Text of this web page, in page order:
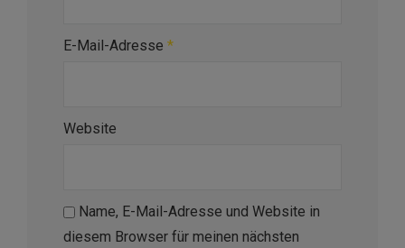
E-Mail-Adresse *
Website
Name, E-Mail-Adresse und Website in
diesem Browser für meinen nächsten